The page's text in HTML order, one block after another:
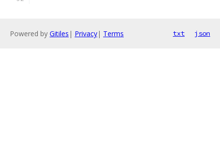
Powered by Gitiles | Privacy| Terms txt json